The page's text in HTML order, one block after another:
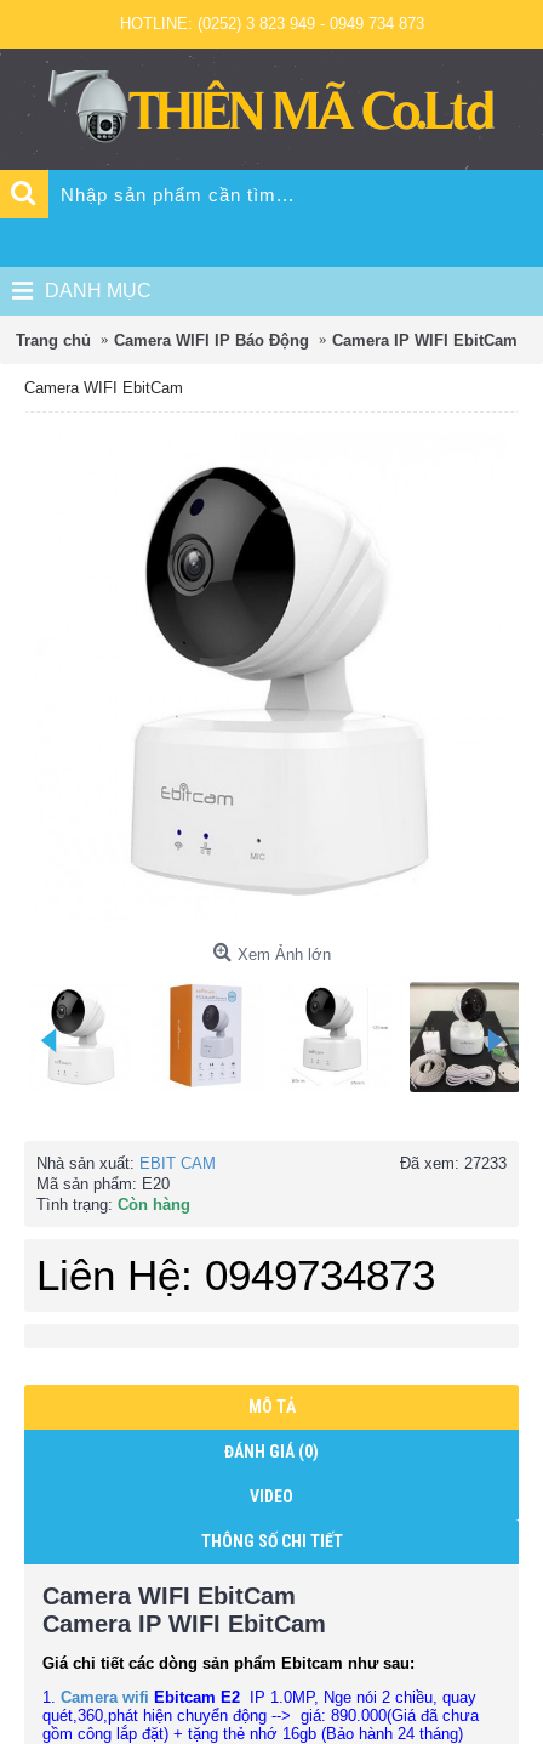
HOTLINE: (0252) 3 823 949 - 0949 734 873
DANH MỤC
Trang chủ Camera WIFI IP Báo Động Camera IP WIFI EbitCam
Camera WIFI EbitCam
Xem Ảnh lớn
Đã xem: 27233
Nhà sản xuất: EBIT CAM
Mã sản phẩm: E20
Tình trạng: Còn hàng
Liên Hệ: 0949734873
MÔ TẢ
ĐÁNH GIÁ (0)
VIDEO
THÔNG SỐ CHI TIẾT
Camera WIFI EbitCam
Camera IP WIFI EbitCam
Giá chi tiết các dòng sản phẩm Ebitcam như sau:
1. Camera wifi Ebitcam E2
IP 1.0MP, Nge nói 2 chiều, quay
quét,360,phát hiện chuyển động --> giá: 890.000(Giá đã chưa
gồm công lắp đặt) + tặng thẻ nhớ 16gb (Bảo hành 24 tháng)